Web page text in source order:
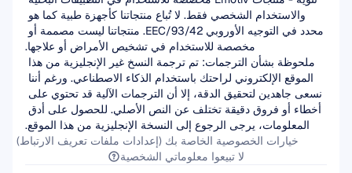
مخصصة للاستخدام في تشخيص الأمراض أو علاجها.
المعلومات، يرجى الرجوع إلى النسخة الإنجليزية من هذا الموقع.
خيارات الخصوصية الخاصة بك (إعدادات ملفات تعريف الارتباط)
لا تبيعوا معلوماتي الشخصية